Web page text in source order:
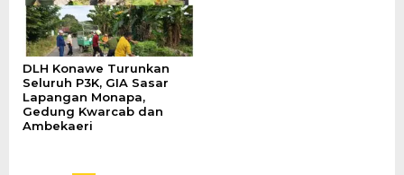
DLH Konawe Turunkan
Seluruh P3K, GIA Sasar
Lapangan Monapa,
Gedung Kwarcab dan
Ambekaeri